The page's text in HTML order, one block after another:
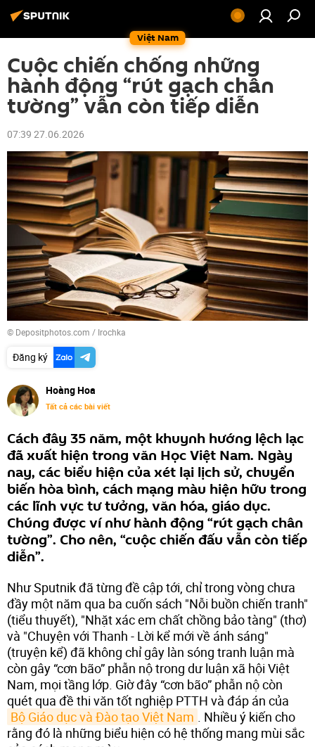
Việt Nam
Cuộc chiến chống những
hành động “rút gạch chân
tường” vẫn còn tiếp diễn
07:39 27.06.2026
© Depositphotos.com / Irochka
Đăng ký
Hoàng Hoa
Tất cả các bài viết
Cách đây 35 năm, một khuynh hướng lệch lạc
đã xuất hiện trong văn Học Việt Nam. Ngày
nay, các biểu hiện của xét lại lịch sử, chuyển
biến hòa bình, cách mạng màu hiện hữu trong
các lĩnh vực tư tưởng, văn hóa, giáo dục.
Chúng được ví như hành động “rút gạch chân
tường”. Cho nên, “cuộc chiến đấu vẫn còn tiếp
diễn”.
Như Sputnik đã từng đề cập tới, chỉ trong vòng chưa
đầy một năm qua ba cuốn sách "Nỗi buồn chiến tranh"
(tiểu thuyết), "Nhặt xác em chất chồng bảo tàng" (thơ)
và "Chuyện với Thanh - Lời kể mới về ánh sáng"
(truyện kể) đã không chỉ gây làn sóng tranh luận mà
còn gây “cơn bão” phẫn nộ trong dư luận xã hội Việt
Nam, mọi tầng lớp. Giờ đây “cơn bão” phẫn nộ còn
quét qua đề thi văn tốt nghiệp PTTH và đáp án của
Bộ Giáo dục và Đào tạo Việt Nam
. Nhiều ý kiến cho
rằng đó là những biểu hiện có hệ thống mang mùi sắc